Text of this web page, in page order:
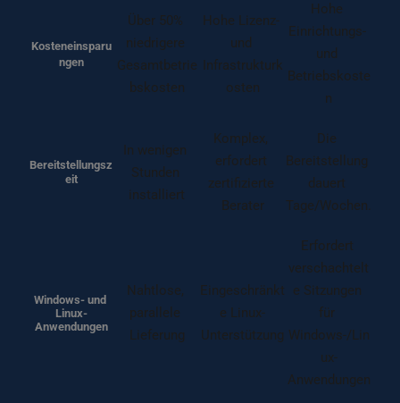
Kosteneinsparu
ngen
Über 50%
niedrigere
Gesamtbetrie
bskosten
Hohe Lizenz-
und
Infrastrukturk
osten
Hohe
Einrichtungs-
und
Betriebskoste
n
Bereitstellungsz
eit
In wenigen
Stunden
installiert
Komplex,
erfordert
zertifizierte
Berater
Die
Bereitstellung
dauert
Tage/Wochen.
Windows- und
Linux-
Anwendungen
Nahtlose,
parallele
Lieferung
Eingeschränkt
e Linux-
Unterstützung
Erfordert
verschachtelt
e Sitzungen
für
Windows-/Lin
ux-
Anwendungen